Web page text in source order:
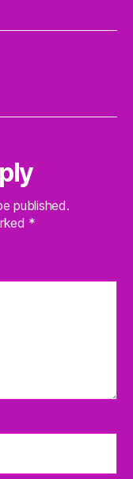
published.
*